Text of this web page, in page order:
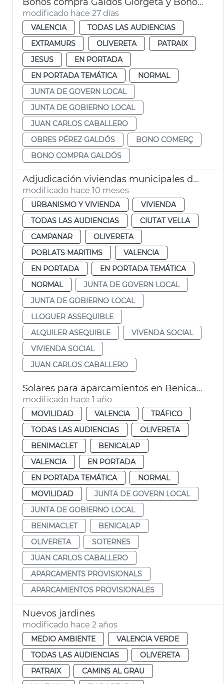
modificado hace 27 días
VALENCIA
TODAS LAS AUDIENCIAS
EXTRAMURS
OLIVERETA
PATRAIX
JESUS
EN PORTADA
EN PORTADA TEMÁTICA
NORMAL
JUNTA DE GOVERN LOCAL
JUNTA DE GOBIERNO LOCAL
JUAN CARLOS CABALLERO
OBRES PÉREZ GALDÓS
BONO COMERÇ
BONO COMPRA GALDÓS
Adjudicación viviendas municipales de alquiler asequible València
modificado hace 10 meses
URBANISMO Y VIVIENDA
VIVIENDA
TODAS LAS AUDIENCIAS
CIUTAT VELLA
CAMPANAR
OLIVERETA
POBLATS MARITIMS
VALENCIA
EN PORTADA
EN PORTADA TEMÁTICA
NORMAL
JUNTA DE GOVERN LOCAL
JUNTA DE GOBIERNO LOCAL
LLOGUER ASSEQUIBLE
ALQUILER ASEQUIBLE
VIVENDA SOCIAL
VIVIENDA SOCIAL
JUAN CARLOS CABALLERO
Solares para aparcamientos en Benicalap, Benimàmet, Soternes
modificado hace 1 año
MOVILIDAD VALENCIA
TRÁFICO
TODAS LAS AUDIENCIAS
OLIVERETA
BENIMACLET
BENICALAP
VALENCIA
EN PORTADA
EN PORTADA TEMÁTICA
NORMAL
MOVILIDAD
JUNTA DE GOVERN LOCAL
JUNTA DE GOBIERNO LOCAL
BENIMACLET
BENICALAP
OLIVERETA
SOTERNES
JUAN CARLOS CABALLERO
APARCAMENTS PROVISIONALS
APARCAMIENTOS PROVISIONALES
Nuevos jardines
modificado hace 2 años
MEDIO AMBIENTE
VALENCIA VERDE
TODAS LAS AUDIENCIAS
OLIVERETA
PATRAIX
CAMINS AL GRAU